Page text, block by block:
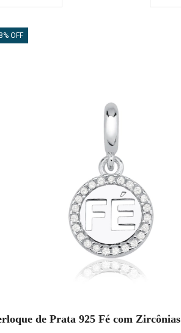
OFF
de Prata 925 Fé com Zircônias